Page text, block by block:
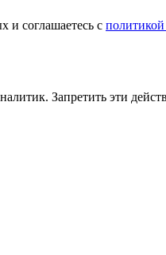
и соглашаетесь с
Запретить эти